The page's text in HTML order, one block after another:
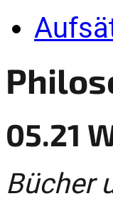
05.21
Bücher